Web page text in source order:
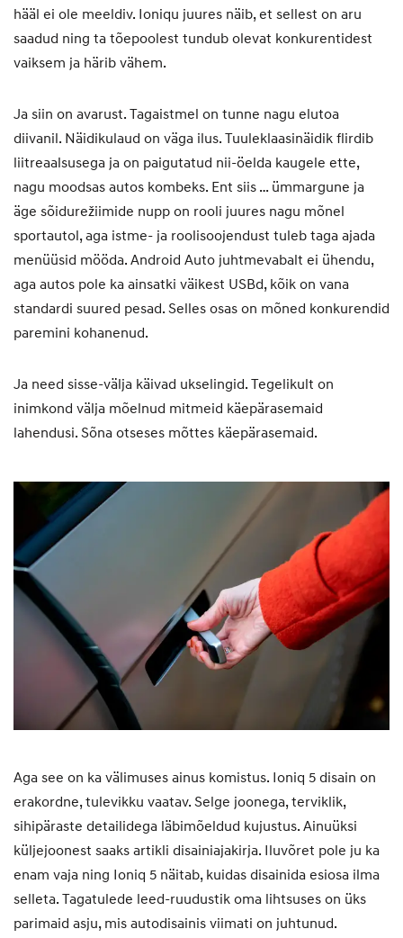
hääl ei ole meeldiv. Ioniqu juures näib, et sellest on aru
saadud ning ta tõepoolest tundub olevat konkurentidest
vaiksem ja härib vähem.
Ja siin on avarust. Tagaistmel on tunne nagu elutoa
diivanil. Näidikulaud on väga ilus. Tuuleklaasinäidik flirdib
liitreaalsusega ja on paigutatud nii-öelda kaugele ette,
nagu moodsas autos kombeks. Ent siis … ümmargune ja
äge sõidurežiimide nupp on rooli juures nagu mõnel
sportautol, aga istme- ja roolisoojendust tuleb taga ajada
menüüsid mööda. Android Auto juhtmevabalt ei ühendu,
aga autos pole ka ainsatki väikest USBd, kõik on vana
standardi suured pesad. Selles osas on mõned konkurendid
paremini kohanenud.
Ja need sisse-välja käivad ukselingid. Tegelikult on
inimkond välja mõelnud mitmeid käepärasemaid
lahendusi. Sõna otseses mõttes käepärasemaid.
Aga see on ka välimuses ainus komistus. Ioniq 5 disain on
erakordne, tulevikku vaatav. Selge joonega, terviklik,
sihipäraste detailidega läbimõeldud kujustus. Ainuüksi
küljejoonest saaks artikli disainiajakirja. Iluvõret pole ju ka
enam vaja ning Ioniq 5 näitab, kuidas disainida esiosa ilma
selleta. Tagatulede leed-ruudustik oma lihtsuses on üks
parimaid asju, mis autodisainis viimati on juhtunud.